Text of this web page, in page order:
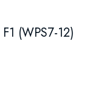
(WPS7-12)